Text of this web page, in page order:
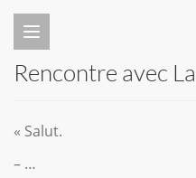
Rencontre avec
« Salut.
– …